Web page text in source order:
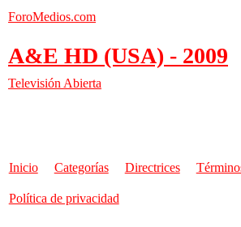
ForoMedios.com
A&E HD (USA) - 2009
Televisión Abierta
Inicio Categorías Directrices
Política de privacidad